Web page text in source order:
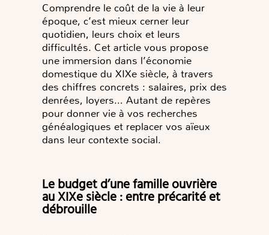
Comprendre le coût de la vie à leur
époque, c’est mieux cerner leur
quotidien, leurs choix et leurs
difficultés. Cet article vous propose
une immersion dans l’économie
domestique du XIXe siècle, à travers
des chiffres concrets : salaires, prix des
denrées, loyers… Autant de repères
pour donner vie à vos recherches
généalogiques et replacer vos aïeux
dans leur contexte social.
Le budget d’une famille ouvrière
au XIXe siècle : entre précarité et
débrouille